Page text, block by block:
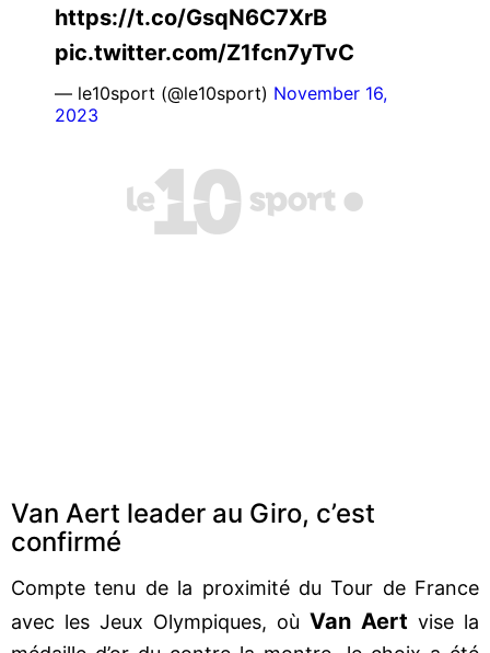
https://t.co/GsqN6C7XrB
pic.twitter.com/Z1fcn7yTvC
— le10sport (@le10sport) November 16,
2023
Van Aert leader au Giro, c’est
confirmé
Compte tenu de la proximité du Tour de France
avec les Jeux Olympiques, où Van Aert vise la